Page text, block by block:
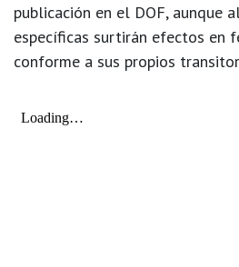
publicación en el DOF, aunque
específicas surtirán efectos en
conforme a sus propios